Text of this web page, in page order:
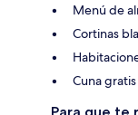
Menú de
Cortinas
Cuna gratis